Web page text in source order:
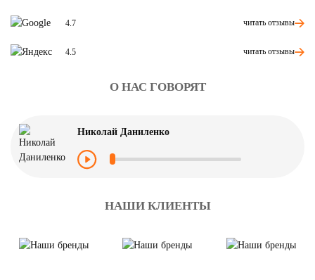
4.7 читать отзывы
4.5 читать отзывы
О НАС ГОВОРЯТ
Николай Даниленко
НАШИ КЛИЕНТЫ